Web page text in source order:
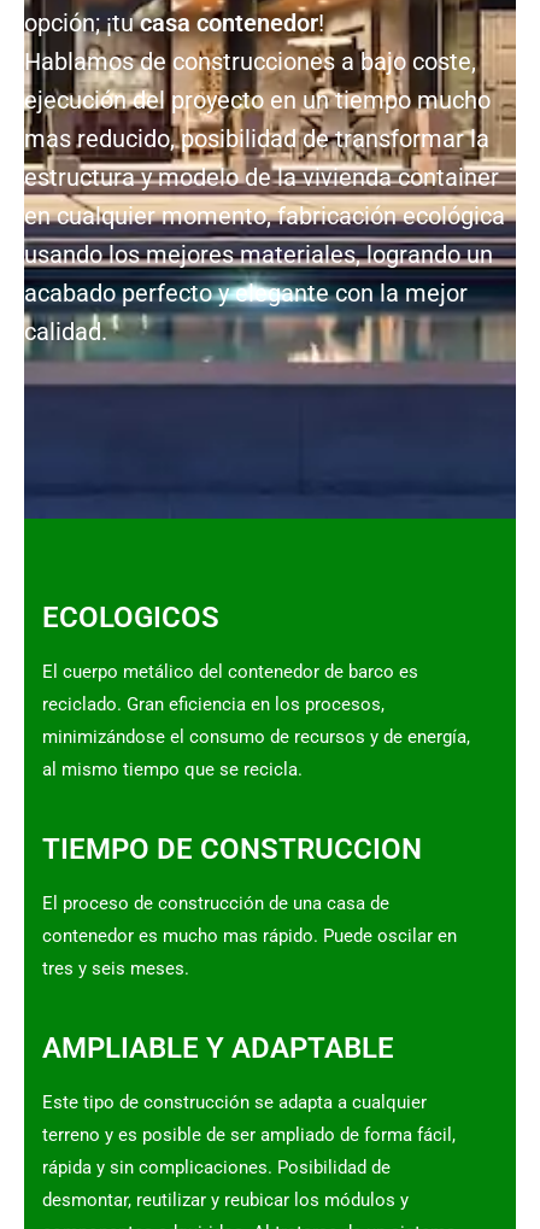
opción; ¡tucasa contenedor!
Hablamos de construcciones a bajo coste,
ejecución del proyecto en un tiempo mucho
mas reducido, posibilidad de transformar la
estructura y modelo de la vivienda container
en cualquier momento, fabricación ecológica
usando los mejores materiales, logrando un
acabado perfecto y elegante con la mejor
calidad.
ECOLOGICOS
El cuerpo metálico del contenedor de barco es
reciclado. Gran eficiencia en los procesos,
minimizándose el consumo de recursos y de energía,
al mismo tiempo que se recicla.
TIEMPO DE CONSTRUCCION
El proceso de construcción de una casa de
contenedor es mucho mas rápido. Puede oscilar en
tres y seis meses.
AMPLIABLE Y ADAPTABLE
Este tipo de construcción se adapta a cualquier
terreno y es posible de ser ampliado de forma fácil,
rápida y sin complicaciones. Posibilidad de
desmontar, reutilizar y reubicar los módulos y